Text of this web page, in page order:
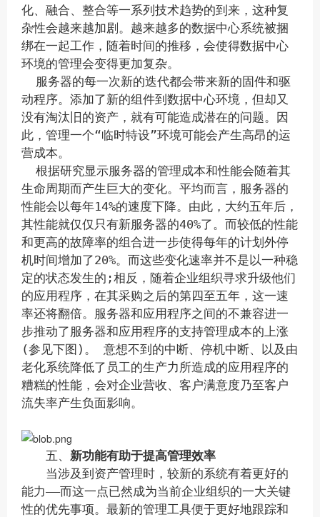
化、融合、整合等一系列技术趋势的到来，这种复
杂性会越来越加剧。越来越多的数据中心系统被捆
绑在一起工作，随着时间的推移，会使得数据中心
环境的管理会变得更加复杂。
服务器的每一次新的迭代都会带来新的固件和驱
动程序。添加了新的组件到数据中心环境，但却又
没有淘汰旧的资产，就有可能造成潜在的问题。因
此，管理一个“临时特设”环境可能会产生高昂的运
营成本。
根据研究显示服务器的管理成本和性能会随着其
生命周期而产生巨大的变化。平均而言，服务器的
性能会以每年14%的速度下降。由此，大约五年后，
其性能就仅仅只有新服务器的40%了。而较低的性能
和更高的故障率的组合进一步使得每年的计划外停
机时间增加了20%。而这些变化速率并不是以一种稳
定的状态发生的;相反，随着企业组织寻求升级他们
的应用程序，在其采购之后的第四至五年，这一速
率还将翻倍。服务器和应用程序之间的不兼容进一
步推动了服务器和应用程序的支持管理成本的上涨
(参见下图)。 意想不到的中断、停机中断、以及由
老化系统降低了员工的生产力所造成的应用程序的
糟糕的性能，会对企业营收、客户满意度乃至客户
流失率产生负面影响。
五、 新功能有助于提高管理效率
当涉及到资产管理时，较新的系统有着更好的
能力——而这一点已然成为当前企业组织的一大关键
性的优先事项。最新的管理工具便于更好地跟踪和